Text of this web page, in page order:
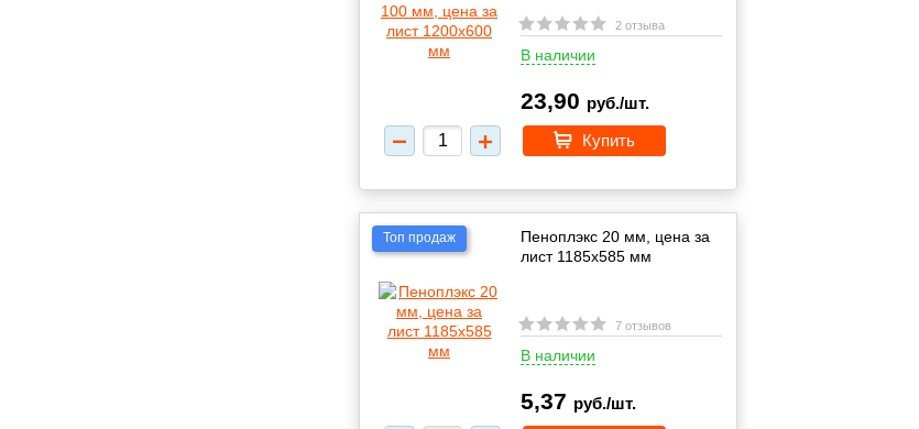
2 отзыва
В наличии
23,90 руб./шт.
Купить
Топ продаж
Пеноплэкс 20 мм, цена за
лист 1185х585 мм
7 отзывов
В наличии
5,37 руб./шт.